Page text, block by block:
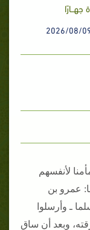
جهــارًا
2026/08/
لأنفسهم
عمرو بن
ـ وأرسلوا
وبعد أن ساق